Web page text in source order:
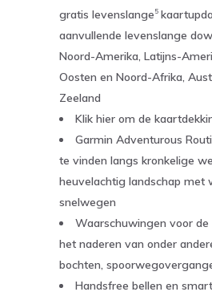
gratis levenslange 5
aanvullende levenslange
Noord-Amerika, Latijns-
Oosten en Noord-Afrika,
Zeeland
Klik hier om de
Garmin Adventurous
te vinden langs kronkelige
heuvelachtig landschap met
snelwegen
Waarschuwingen voor de
het naderen van onder
bochten,
Handsfree bellen en